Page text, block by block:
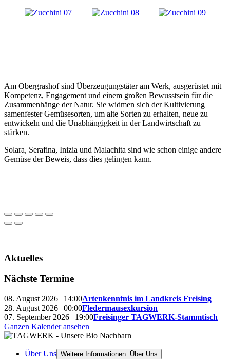
Am Obergrashof sind Überzeugungstäter am Werk, ausgerüstet mit
Kompetenz, Engagement und einem großen Bewusstsein für die
Zusammenhänge der Natur. Sie widmen sich der Kultivierung
samenfester Gemüsesorten, um alte Sorten zu erhalten, neue zu
entwickeln und die Unabhängigkeit in der Landwirtschaft zu
stärken.
Solara, Serafina, Inizia und Malachita sind wie schon einige andere
Gemüse der Beweis, dass dies gelingen kann.
Aktuelles
Nächste Termine
08. August 2026 | 14:00Artenkenntnis im Landkreis Freising
28. August 2026 | 00:00Fledermausexkursion
07. September 2026 | 19:00Freisinger TAGWERK-Stammtisch
Ganzen Kalender ansehen
Über Uns Weitere Informationen: Über Uns